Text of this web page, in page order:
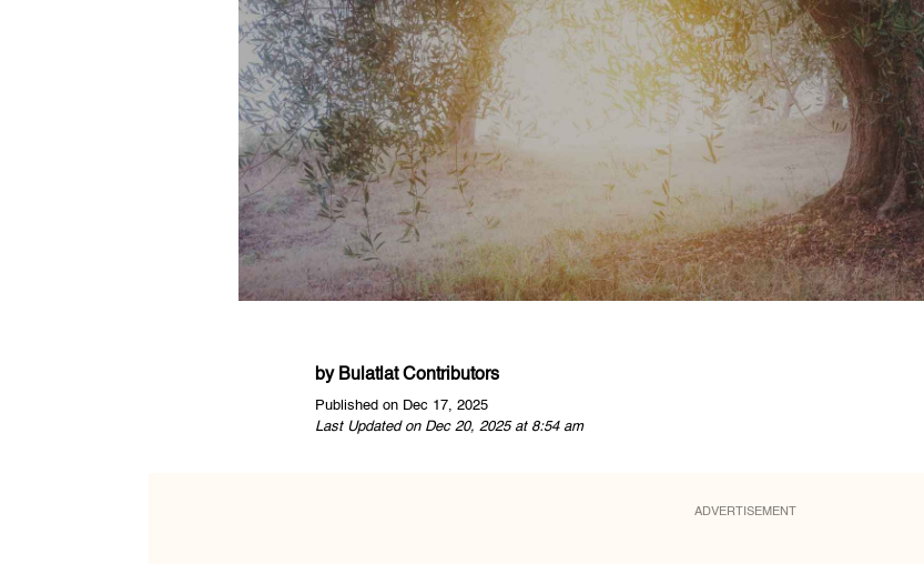
by Bulatlat Contributors
Published on Dec 17, 2025
Last Updated on Dec 20, 2025 at 8:54 am
ADVERTISEMENT